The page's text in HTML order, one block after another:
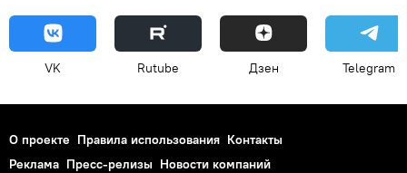
VK Rutube Дзен Telegram
О проекте Правила использования Контакты
Реклама Пресс-релизы Новости компаний